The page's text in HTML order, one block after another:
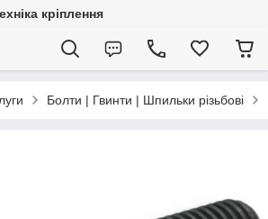
кріплення
Болти | Гвинти | Шпильки різьбові